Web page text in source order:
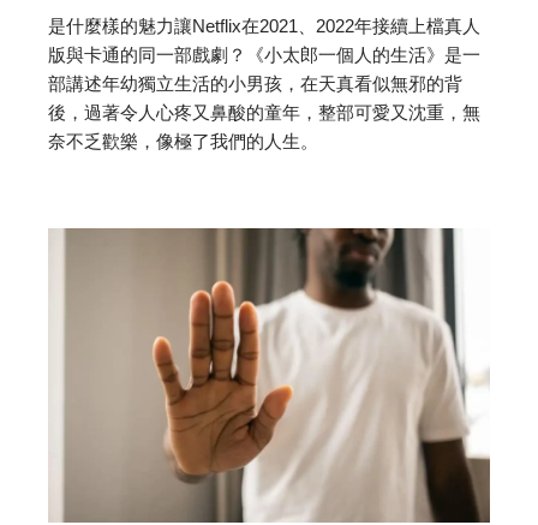
是什麼樣的魅力讓Netflix在2021、2022年接續上檔真人
版與卡通的同一部戲劇？《小太郎一個人的生活》是一
部講述年幼獨立生活的小男孩，在天真看似無邪的背
後，過著令人心疼又鼻酸的童年，整部可愛又沈重，無
奈不乏歡樂，像極了我們的人生。